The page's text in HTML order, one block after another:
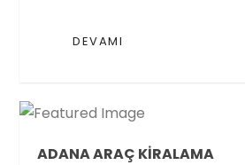
DEVAMI
ADANA ARAÇ KIRALAMA